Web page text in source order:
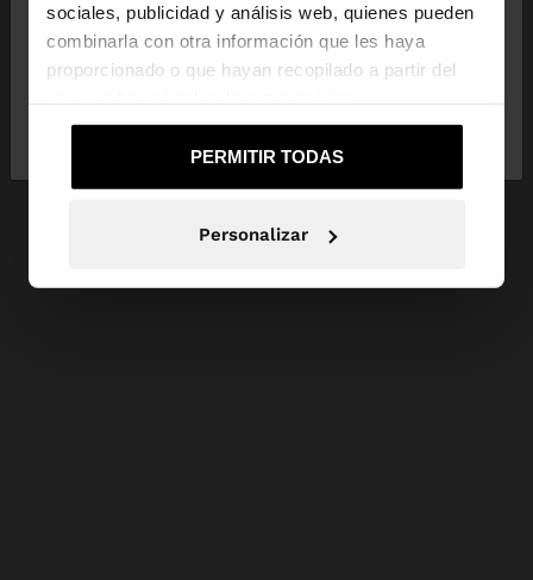
sociales, publicidad y análisis web, quienes pueden
combinarla con otra información que les haya
proporcionado o que hayan recopilado a partir del
PERMITIR TODAS
Personalizar
la web de United States?